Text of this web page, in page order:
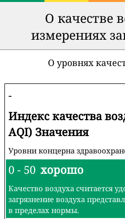
О качестве
измерениях
О уровнях
-
Индекс качества
AQI) Значения
Уровни концерна
0 - 50 хорошо
Качество воздуха считается
загрязнение воздуха
в пределах нормы.